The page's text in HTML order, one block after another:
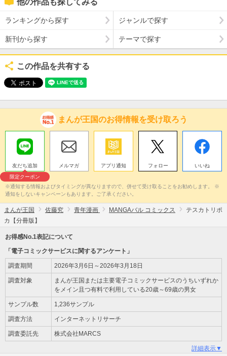
他の作品も探してみる
ランキングから探す ジャンルで探す
新刊から探す テーマで探す
この作品を共有する
まんが王国のお得情報を受け取ろう
友だち追加
限定クーポン
メルマガ アプリ通知 フォロー いいね
※通知する情報およびタイミングが異なりますので、併せて受け取ることをお勧めします。 ※
通知をしないキャンペーンもあります。ご了承ください。
まんが王国 佐藤究 青年漫画 MANGAバル コミックス
テスカトリポ
カ【分冊版】
お得感No.1表記について
「電子コミックサービスに関するアンケート」
調査期間 2026年3月6日～2026年3月18日
調査対象
まんが王国または主要電子コミックサービスのうちいずれか
をメイン且つ有料で利用している20歳～69歳の男女
サンプル数 1,236サンプル
調査方法 インターネットリサーチ
調査委託先 株式会社MARCS
詳細表示▼